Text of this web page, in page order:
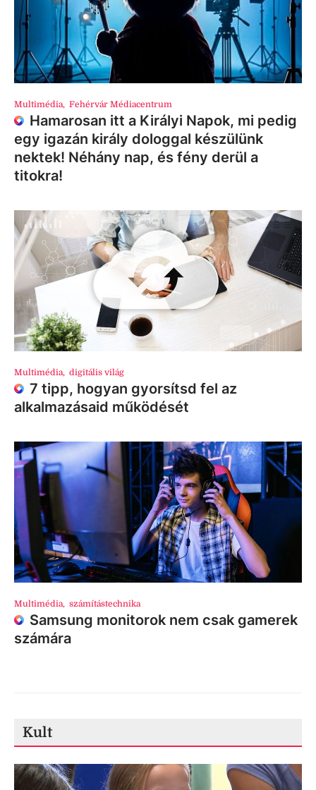
Multimédia, Fehérvár Médiacentrum
Hamarosan itt a Királyi Napok, mi pedig
egy igazán király dologgal készülünk
nektek! Néhány nap, és fény derül a
titokra!
Multimédia, digitális világ
7 tipp, hogyan gyorsítsd fel az
alkalmazásaid működését
Multimédia, számítástechnika
Samsung monitorok nem csak gamerek
számára
Kult